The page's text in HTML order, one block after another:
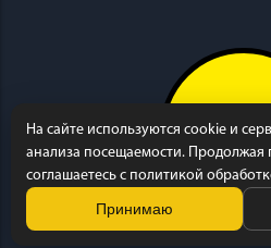
На сайте используются cookie и
анализа посещаемости. Продолжая
соглашаетесь с политикой
Принимаю